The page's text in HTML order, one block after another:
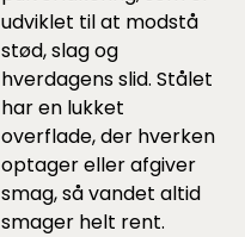
udviklet til at modstå
stød, slag og
hverdagens slid. Stålet
har en lukket
overflade, der hverken
optager eller afgiver
smag, så vandet altid
smager helt rent.